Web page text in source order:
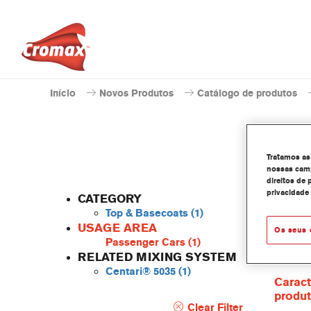
Início Novos Produtos Catálogo de produtos
CATEGORY
Top & Basecoats (1)
USAGE AREA
Passenger Cars (1)
RELATED MIXING SYSTEM
Centari® 5035 (1)
Clear Filter
O
linha
Tratamos
nossas
direitos de
privacidade
Os seus